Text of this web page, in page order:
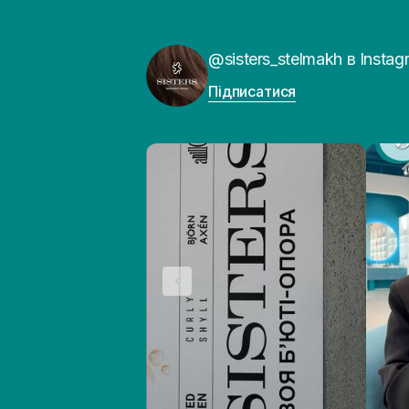
@sisters_stelmakh в
Підписатися